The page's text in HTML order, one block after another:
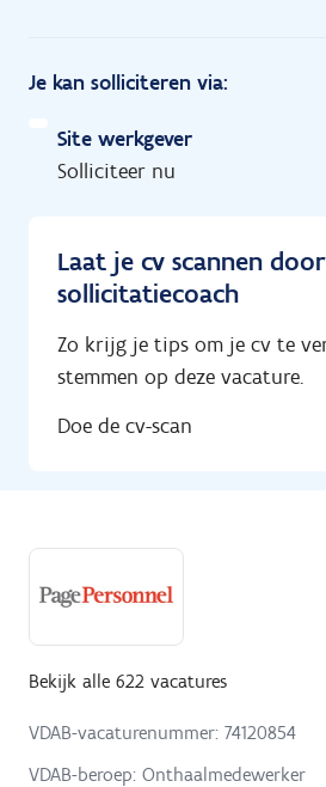
Je kan solliciteren via:
Site werkgever
Solliciteer nu
Laat je cv scannen
sollicitatiecoach
Zo krijg je tips om je cv te
stemmen op deze vacature.
Doe de cv-scan
Bekijk alle 622 vacatures
VDAB-vacaturenummer: 74120854
VDAB-beroep: Onthaalmedewerker